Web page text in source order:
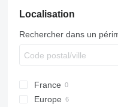
Localisation
Rechercher dans un
France
Europe